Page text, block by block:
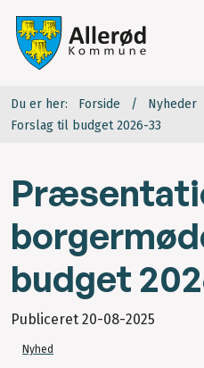
Du er her: Forside Nyheder
Forslag til budget 2026-33
budget
Publiceret 20-08-2025
Nyhed